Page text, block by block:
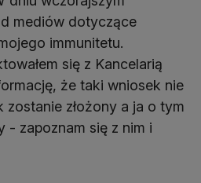
mediów dotyczące
immunitetu.
się z Kancelarią
że taki wniosek nie
zostanie złożony a ja o tym
- zapoznam się z nim i